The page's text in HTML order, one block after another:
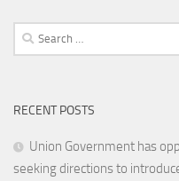
Search
for:
RECENT POSTS
Union Government has
seeking directions to